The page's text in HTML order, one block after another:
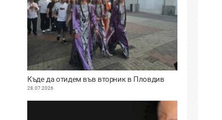
Къде да отидем във вторник в Пловдив
28.07.2026